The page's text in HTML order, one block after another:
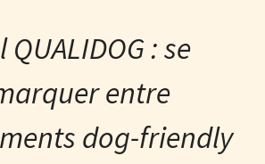
QUALIDOG : se
entre
dog-friendly